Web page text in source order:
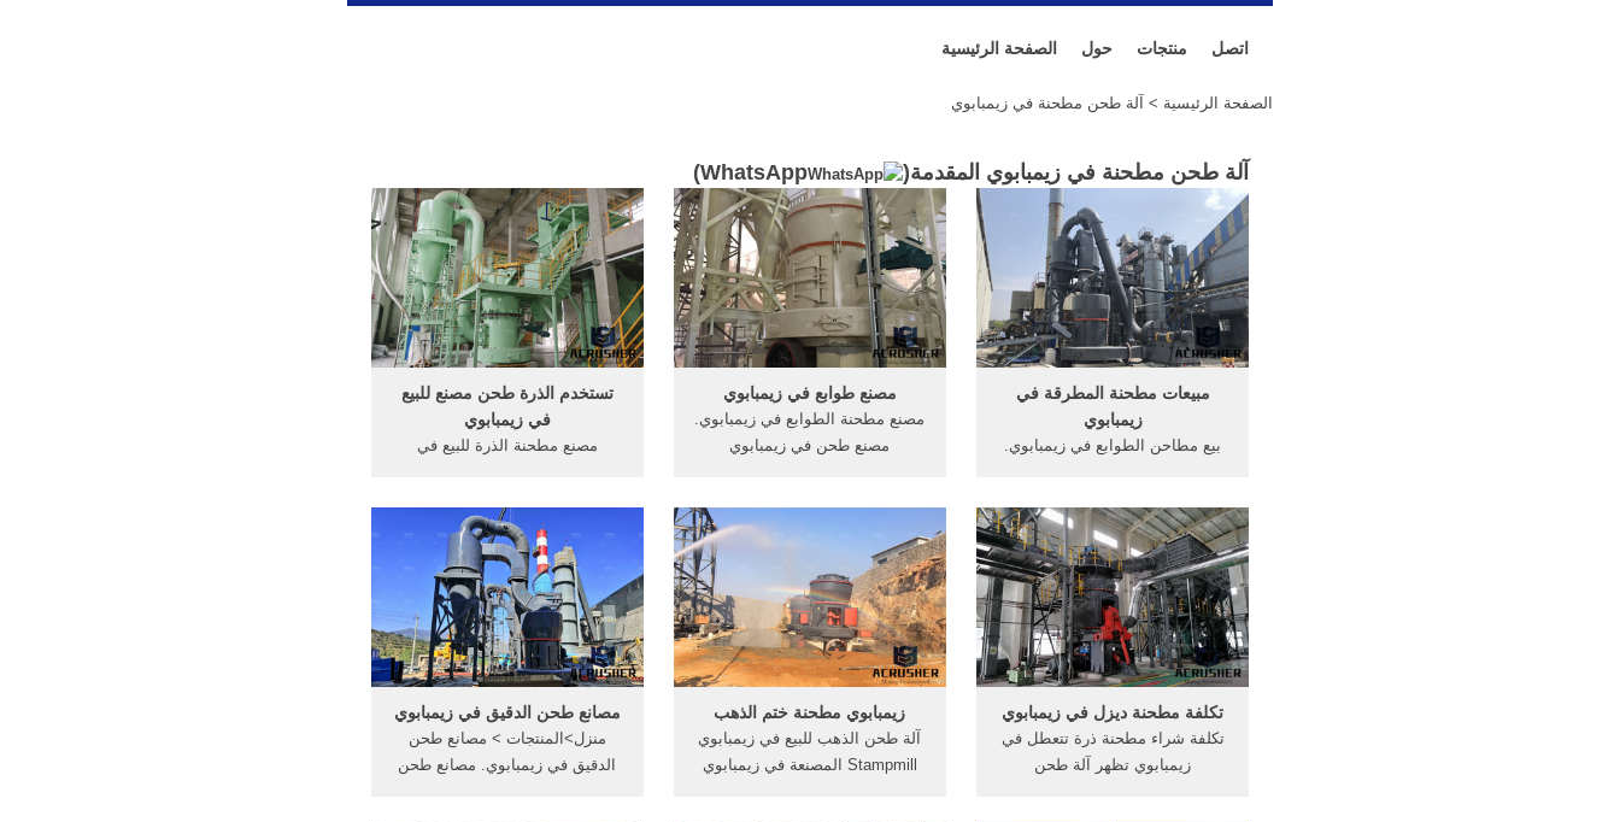
الصفحة الرئيسية حول منتجات اتصل
الصفحة الرئيسية > آلة طحن مطحنة في زيمبابوي
آلة طحن مطحنة في زيمبابوي المقدمة( WhatsApp
)
تستخدم الذرة طحن مصنع للبيع
في زيمبابوي
مصنع مطحنة الذرة للبيع في
مكن طحن بن في مصنع, الذرة
مصنع الآلات الطحن للبيع في
زيمبابوي تغذية المخزون طحن
مطحنة للبيع, كسارة الأسطوانة
الصغيرة.
مصنع طوابع في زيمبابوي
مصنع مطحنة الطوابع في زيمبابوي.
مصنع طحن في زيمبابوي
للبيع في زيمبابوي,صور مصانع
الصين,, بسعر آلات طحن في
زيمبابوي مصانع,تكلفة صغيرة
صنع,آلة طحن صغيرة,بطانات مصنع
...
مبيعات مطحنة المطرقة في
زيمبابوي
بيع مطاحن الطوابع في زيمبابوي.
مطاحن tanroy griding في زيمبابوي
طحن مطحنة الأسعار في زيمبابوي
طاحونة,granding آلة,آلة griding,
الذهب مطرقة مطحنة مستعملة
Forr بيع في زيمبابوي
مصانع طحن الدقيق في زيمبابوي
منزل>المنتجات > مصانع طحن
الدقيق في زيمبابوي. مصانع طحن
زيمبابوي مطحنة ختم الذهب
آلة طحن الذهب للبيع في زيمبابوي
Stampmill المصنعة في زيمبابوي
تكلفة مطحنة ديزل في زيمبابوي
تكلفة شراء مطحنة ذرة تتعطل في
زيمبابوي تظهر آلة طحن